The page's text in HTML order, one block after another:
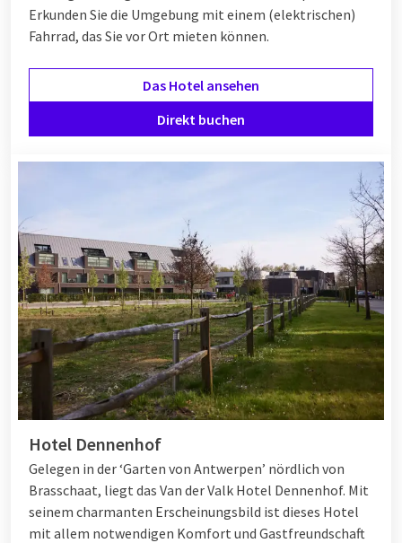
Erkunden Sie die Umgebung mit einem (elektrischen)
Fahrrad, das Sie vor Ort mieten können.
Das Hotel ansehen
Direkt buchen
Hotel Dennenhof
Gelegen in der ‘Garten von Antwerpen’ nördlich von
Brasschaat, liegt das Van der Valk Hotel Dennenhof. Mit
seinem charmanten Erscheinungsbild ist dieses Hotel
mit allem notwendigen Komfort und Gastfreundschaft